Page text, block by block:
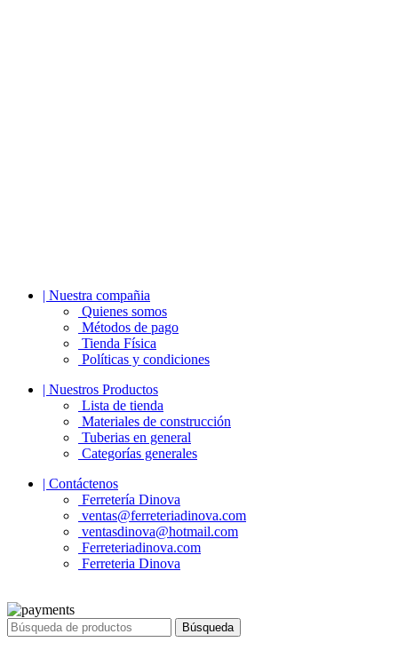
| Nuestra compañia
Quienes somos
Métodos de pago
Tienda Física
Políticas y condiciones
| Nuestros Productos
Lista de tienda
Materiales de construcción
Tuberias en general
Categorías generales
| Contáctenos
Ferretería Dinova
ventas@ferreteriadinova.com
ventasdinova@hotmail.com
Ferreteriadinova.com
Ferreteria Dinova
Búsqueda